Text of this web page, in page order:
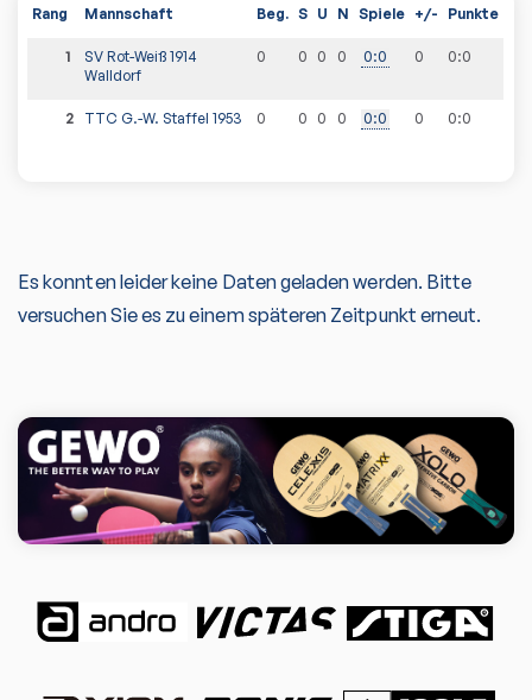
Rang Mannschaft Beg. S U N Spiele +/- Punkte
1
SV Rot-Weiß 1914
Walldorf
0 0 0 0 0:0 0 0:0
2 TTC G.-W. Staffel 1953 0 0 0 0 0:0 0 0:0
Es konnten leider keine Daten geladen werden. Bitte
versuchen Sie es zu einem späteren Zeitpunkt erneut.